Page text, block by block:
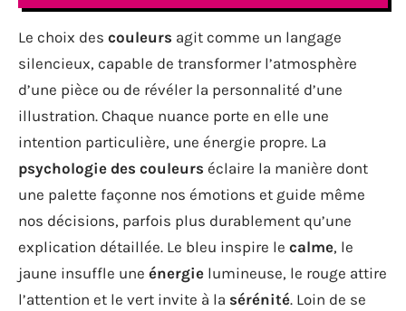
Le choix des couleurs agit comme un langage
silencieux, capable de transformer l’atmosphère
d’une pièce ou de révéler la personnalité d’une
illustration. Chaque nuance porte en elle une
intention particulière, une énergie propre. La
psychologie des couleurs éclaire la manière dont
une palette façonne nos émotions et guide même
nos décisions, parfois plus durablement qu’une
explication détaillée. Le bleu inspire le calme, le
jaune insuffle une énergie lumineuse, le rouge attire
l’attention et le vert invite à la sérénité. Loin de se